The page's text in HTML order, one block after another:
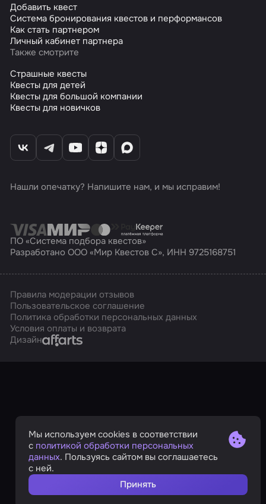
Добавить квест
Система бронирования квестов и перформансов
Как стать партнером
Личный кабинет партнера
Также смотрите
Страшные квесты
Квесты для детей
Квесты для большой компании
Квесты для новичков
Нашли опечатку? Напишите нам, и мы исправим!
ПО «Система подбора квестов»
Разработано ООО «Мир Квестов С», ИНН 9725168751
Правила модерации отзывов
Пользовательское соглашение
Политика обработки персональных данных
Условия оплаты и возврата
ДизайнAffarts
Мы используем cookies в соответствии
с политикой обработки персональных
данных. Пользуясь сайтом вы соглашаетесь
с ней.
Принять